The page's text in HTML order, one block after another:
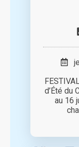
d’Été du
au 16